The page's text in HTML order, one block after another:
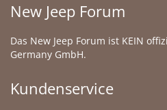
New Jeep Forum
Das New Jeep Forum ist KEIN
Germany GmbH.
Kundenservice